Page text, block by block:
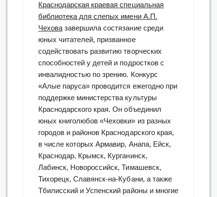
Краснодарская краевая специальная
библиотека для слепых имени А.П.
Чехова завершила состязание среди
юных читателей, призванное
содействовать развитию творческих
способностей у детей и подростков с
инвалидностью по зрению. Конкурс
«Алые паруса» проводится ежегодно при
поддержке министерства культуры
Краснодарского края. Он объединил
юных книголюбов «Чеховки» из разных
городов и районов Краснодарского края,
в числе которых Армавир, Анапа, Ейск,
Краснодар, Крымск, Курганинск,
Лабинск, Новороссийск, Тимашевск,
Тихорецк, Славянск-на-Кубани, а также
Тбилисский и Успенский районы и многие